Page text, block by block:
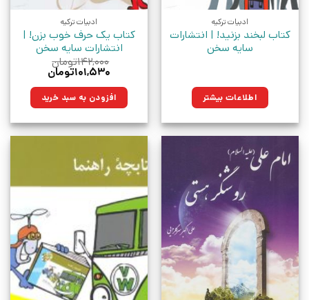
ادبیات ترکیه
کتاب لبخند بزنید! | انتشارات
سایه سخن
اطلاعات بیشتر
ادبیات ترکیه
کتاب یک حرف خوب بزن! |
انتشارات سایه سخن
۱۴۲,۰۰۰تومان
قیمت
۱۴۲,۰۰۰تومان
بود.
۱۰۱,۵۳۰تومان
۱۰۱,۵۳۰تومان.افزودن به سبد خرید